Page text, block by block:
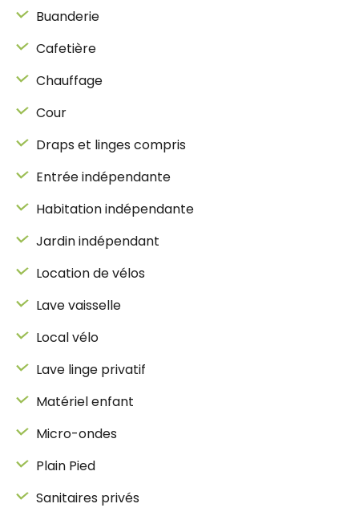
Buanderie
Cafetière
Chauffage
Cour
Draps et linges compris
Entrée indépendante
Habitation indépendante
Jardin indépendant
Location de vélos
Lave vaisselle
Local vélo
Lave linge privatif
Matériel enfant
Micro-ondes
Plain Pied
Sanitaires privés